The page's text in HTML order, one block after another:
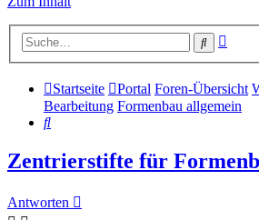
Suche
Startseite Portal Foren-Übersicht
Bearbeitung Formenbau allgemein
Suche
Zentrierstifte für
Antworten